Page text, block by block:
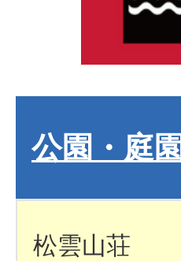
公園・庭園
松雲山荘